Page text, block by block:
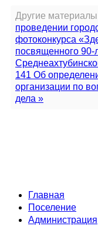
Другие материалы
проведении
фотоконкурса
посвященного 90-
141 Об
организации по
дела »
Главная
Поселение
Администрация